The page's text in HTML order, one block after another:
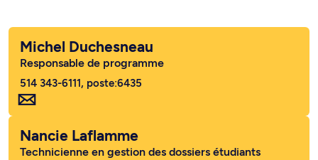
Michel Duchesneau
Responsable de programme
514 343-6111, poste:6435
Nancie Laflamme
Technicienne en gestion des dossiers étudiants